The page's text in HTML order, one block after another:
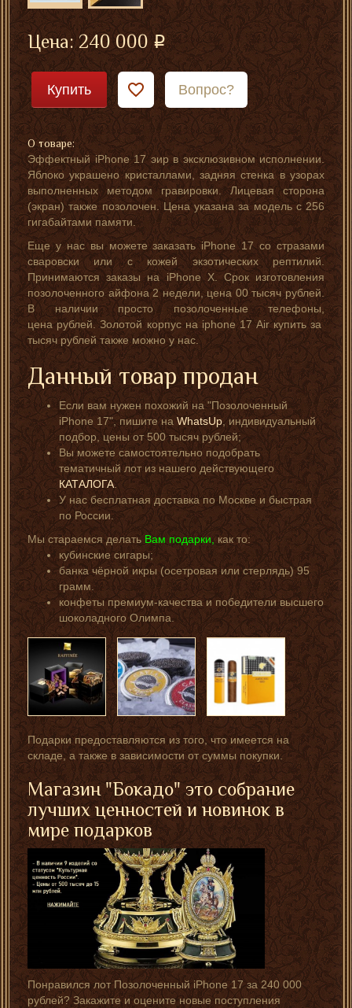
Цена:240 000
Купить Вопрос?
О товаре:
Эффектный iPhone 17 эир в эксклюзивном исполнении.
Яблоко украшено кристаллами, задняя стенка в узорах
выполненных методом гравировки. Лицевая сторона
(экран) также позолочен. Цена указана за модель с 256
гигабайтами памяти.
Еще у нас вы можете заказать iPhone 17 со стразами
сваровски или с кожей экзотических рептилий.
Принимаются заказы на iPhone X. Срок изготовления
позолоченного айфона 2 недели, цена 00 тысяч рублей.
В наличии просто позолоченные телефоны,
цена рублей. Золотой корпус на iphone 17 Air купить за
тысяч рублей также можно у нас.
Данный товар продан
Если вам нужен похожий на "Позолоченный
iPhone 17", пишите на WhatsUp, индивидуальный
подбор, цены от 500 тысяч рублей;
Вы можете самостоятельно подобрать
тематичный лот из нашего действующего
КАТАЛОГА.
У нас бесплатная доставка по Москве и быстрая
по России.
Мы стараемся делать Вам подарки,как то:
кубинские сигары;
банка чёрной икры (осетровая или стерлядь) 95
грамм.
конфеты премиум-качества и победители высшего
шоколадного Олимпа.
Подарки предоставляются из того, что имеется на
складе, а также в зависимости от суммы покупки.
Магазин "Бокадо" это собрание
лучших ценностей и новинок в
мире подарков
Понравился лот Позолоченный iPhone 17 за 240 000
рублей? Закажите и оцените новые поступления